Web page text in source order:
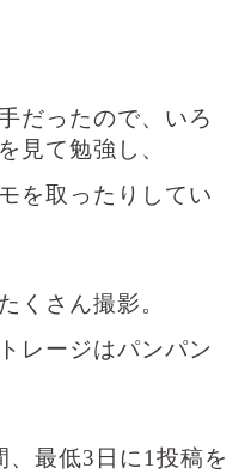
だったので、いろ
見て勉強し、
を取ったりしてい
くさん撮影。
レージはパンパン
最低3日に1投稿を